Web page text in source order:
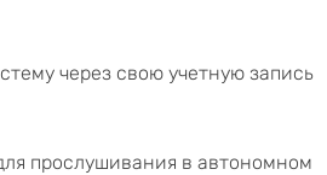
через свою учетную запись
прослушивания в автономном